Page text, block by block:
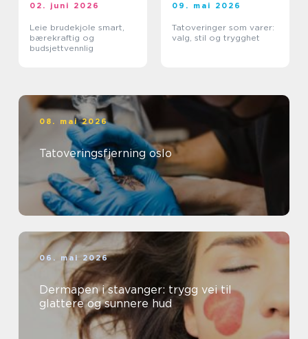
02. juni 2026
Leie brudekjole smart,
bærekraftig og
budsjettvennlig
09. mai 2026
Tatoveringer som varer:
valg, stil og trygghet
08. mai 2026
Tatoveringsfjerning oslo
06. mai 2026
Dermapen i stavanger: trygg vei til
glattere og sunnere hud